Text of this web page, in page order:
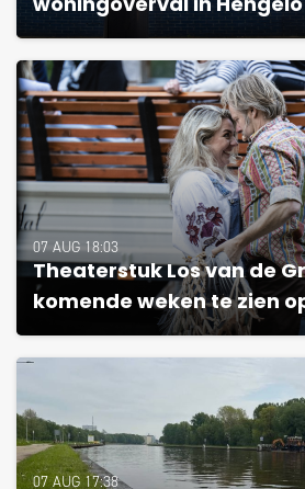
woningoverval in Hengelo
07 AUG 18:03
Theaterstuk Los van de
komende weken te zien
07 AUG 17:38